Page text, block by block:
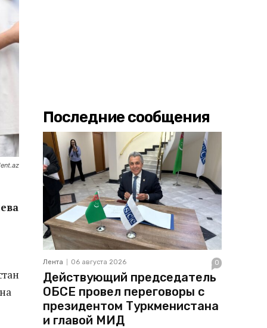
Последние сообщения
Лента 06 августа 2026 0
Действующий председатель
ОБСЕ провел переговоры с
президентом Туркменистана
и главой МИД